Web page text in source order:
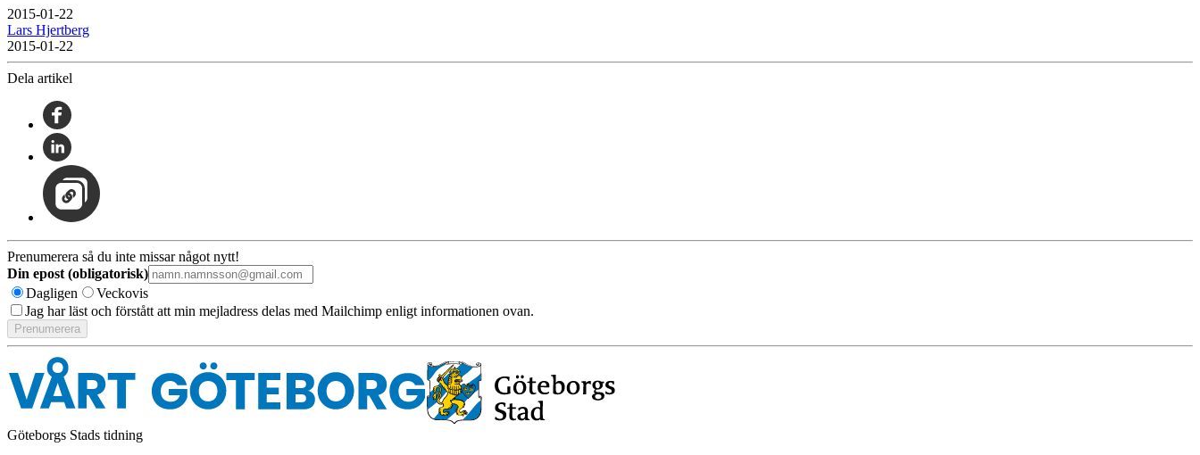
2015-01-22
Lars Hjertberg
2015-01-22
Dela artikel
Prenumerera så du inte missar något nytt!
Din epost (obligatorisk)
Dagligen
Veckovis
Jag har läst och förstått att min mejladress delas med Mailchimp enligt informationen ovan.
Göteborgs Stads tidning